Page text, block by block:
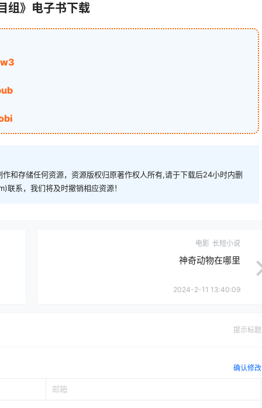
组》电子书下载
和存储任何资源，资源版权归原著作权人所有,请于下载后24小时内删
系，我们将及时撤销相应资源！
电影 长短小说
神奇动物在哪里
2024-2-11 13:40:09
提示标题
确认修改